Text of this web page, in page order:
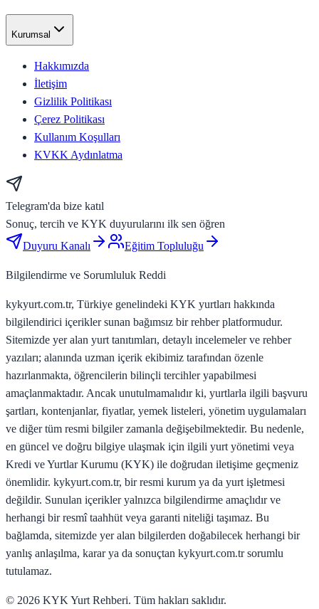
Kurumsal
Hakkımızda
İletişim
Gizlilik Politikası
Çerez Politikası
Kullanım Koşulları
KVKK Aydınlatma
Telegram'da bize katıl
Sonuç, tercih ve KYK duyurularını ilk sen öğren
Duyuru Kanalı
Eğitim Topluluğu
Bilgilendirme ve Sorumluluk Reddi
kykyurt.com.tr, Türkiye genelindeki KYK yurtları hakkında
bilgilendirici içerikler sunan bağımsız bir rehber platformudur.
Sitemizde yer alan yurt tanıtımları, detaylı incelemeler ve rehber
yazıları; alanında uzman içerik ekibimiz tarafından özenle
hazırlanmakta, öğrencilerin bilinçli tercihler yapabilmesi
amaçlanmaktadır. Ancak unutulmamalıdır ki, yurtlarla ilgili başvuru
şartları, kontenjanlar, fiyatlar, yemek listeleri, yönetim uygulamaları
ve diğer tüm resmi bilgiler zamanla değişebilmektedir. Bu nedenle,
en güncel ve doğru bilgiye ulaşmak için ilgili yurt yönetimi veya
Kredi ve Yurtlar Kurumu (KYK) ile doğrudan iletişime geçmeniz
önemlidir. kykyurt.com.tr, bir resmi kurum ya da yurt işletmesi
değildir. Sunulan içerikler yalnızca bilgilendirme amaçlıdır ve
herhangi bir resmî taahhüt veya garanti niteliği taşımaz. Bu
bağlamda, sitemizde yer alan bilgilerden doğabilecek herhangi bir
yanlış anlaşılma, karar ya da sonuçtan kykyurt.com.tr sorumlu
tutulamaz.
© 2026 KYK Yurt Rehberi. Tüm hakları saklıdır.